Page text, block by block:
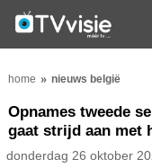
home nieuws belgië
Opnames tweede
gaat strijd aan met
donderdag 26 oktober